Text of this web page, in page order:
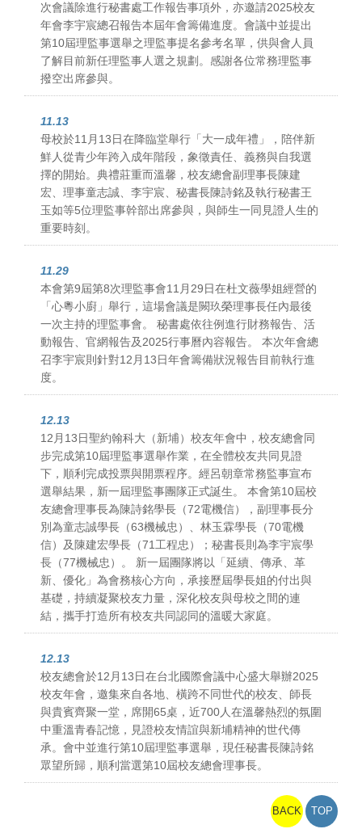
次會議除進行秘書處工作報告事項外，亦邀請2025校友
年會李宇宸總召報告本屆年會籌備進度。會議中並提出
第10屆理監事選舉之理監事提名參考名單，供與會人員
了解目前新任理監事人選之規劃。感謝各位常務理監事
撥空出席參與。
11.13
母校於11月13日在降臨堂舉行「大一成年禮」，陪伴新
鮮人從青少年跨入成年階段，象徵責任、義務與自我選
擇的開始。典禮莊重而溫馨，校友總會副理事長陳建
宏、理事童志誠、李宇宸、秘書長陳詩銘及執行秘書王
玉如等5位理監事幹部出席參與，與師生一同見證人生的
重要時刻。
11.29
本會第9屆第8次理監事會11月29日在杜文薇學姐經營的
「心粵小廚」舉行，這場會議是闕玖榮理事長任內最後
一次主持的理監事會。 秘書處依往例進行財務報告、活
動報告、官網報告及2025行事曆內容報告。 本次年會總
召李宇宸則針對12月13日年會籌備狀況報告目前執行進
度。
12.13
12月13日聖約翰科大（新埔）校友年會中，校友總會同
步完成第10屆理監事選舉作業，在全體校友共同見證
下，順利完成投票與開票程序。經呂朝章常務監事宣布
選舉結果，新一屆理監事團隊正式誕生。 本會第10屆校
友總會理事長為陳詩銘學長（72電機信），副理事長分
別為童志誠學長（63機械忠）、林玉霖學長（70電機
信）及陳建宏學長（71工程忠）；秘書長則為李宇宸學
長（77機械忠）。 新一屆團隊將以「延續、傳承、革
新、優化」為會務核心方向，承接歷屆學長姐的付出與
基礎，持續凝聚校友力量，深化校友與母校之間的連
結，攜手打造所有校友共同認同的溫暖大家庭。
12.13
校友總會於12月13日在台北國際會議中心盛大舉辦2025
校友年會，邀集來自各地、橫跨不同世代的校友、師長
與貴賓齊聚一堂，席開65桌，近700人在溫馨熱烈的氛圍
中重溫青春記憶，見證校友情誼與新埔精神的世代傳
承。會中並進行第10屆理監事選舉，現任秘書長陳詩銘
眾望所歸，順利當選第10屆校友總會理事長。
BACK TOP